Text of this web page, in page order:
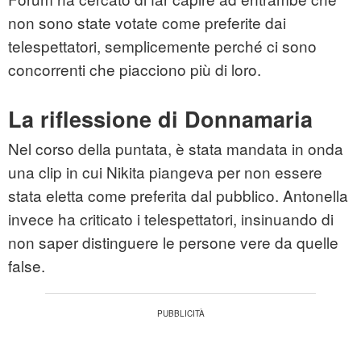
non sono state votate come preferite dai
telespettatori, semplicemente perché ci sono
concorrenti che piacciono più di loro.
La riflessione di Donnamaria
Nel corso della puntata, è stata mandata in onda
una clip in cui Nikita piangeva per non essere
stata eletta come preferita dal pubblico. Antonella
invece ha criticato i telespettatori, insinuando di
non saper distinguere le persone vere da quelle
false.